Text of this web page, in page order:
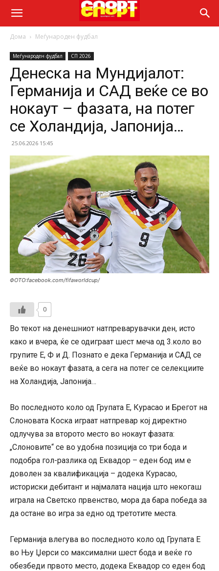
Дома Меѓународен фудбал
Меѓународен фудбал СП 2026
Денеска на Мундијалот:
Германија и САД веќе се во
нокаут – фазата, на потег
се Холандија, Јапонија…
25.06.2026 15:45
ФОТО:facebook.com/fifaworldcup/
0
Во текот на денешниот натпреварувачки ден, исто
како и вчера, ќе се одиграат шест меча од 3.коло во
групите Е, Ф и Д. Познато е дека Германија и САД се
веќе во нокаут фазата, а сега на потег се селекциите
на Холандија, Јапонија…
Во последното коло од Групата Е, Курасао и Брегот на
Слоновата Коска играат натпревар кој директно
одлучува за второто место во нокаут фазата:
„Слоновите“ се во удобна позиција со три бода и
подобра гол-разлика од Еквадор – еден бод им е
доволен за квалификација – додека Курасао,
историски дебитант и најмалата нација што некогаш
играла на Светско првенство, мора да бара победа за
да остане во игра за едно од третотите места.
Германија влегува во последното коло од Групата Е
во Њу Џерси со максимални шест бода и веќе го
обезбеди првото место, додека Еквадор со еден бод